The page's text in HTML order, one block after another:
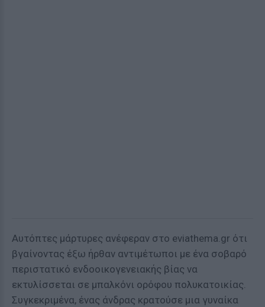
Αυτόπτες μάρτυρες ανέφεραν στο eviathema.gr ότι
βγαίνοντας έξω ήρθαν αντιμέτωποι με ένα σοβαρό
περιστατικό ενδοοικογενειακής βίας να
εκτυλίσσεται σε μπαλκόνι ορόφου πολυκατοικίας.
Συγκεκριμένα, ένας άνδρας κρατούσε μια γυναίκα